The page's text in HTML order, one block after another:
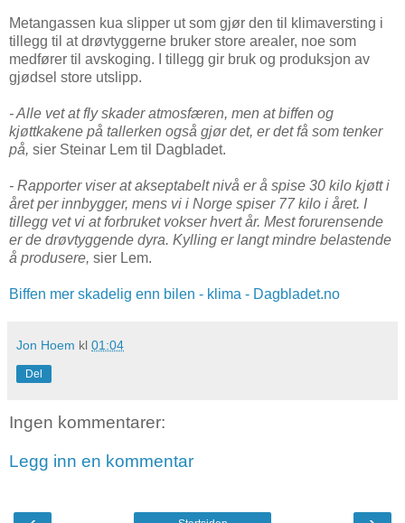
Metangassen kua slipper ut som gjør den til klimaversting i
tillegg til at drøvtyggerne bruker store arealer, noe som
medfører til avskoging. I tillegg gir bruk og produksjon av
gjødsel store utslipp.
- Alle vet at fly skader atmosfæren, men at biffen og
kjøttkakene på tallerken også gjør det, er det få som tenker
på, sier Steinar Lem til Dagbladet.
- Rapporter viser at akseptabelt nivå er å spise 30 kilo kjøtt i
året per innbygger, mens vi i Norge spiser 77 kilo i året. I
tillegg vet vi at forbruket vokser hvert år. Mest forurensende
er de drøvtyggende dyra. Kylling er langt mindre belastende
å produsere, sier Lem.
Biffen mer skadelig enn bilen - klima - Dagbladet.no
Jon Hoem kl 01:04
Del
Ingen kommentarer:
Legg inn en kommentar